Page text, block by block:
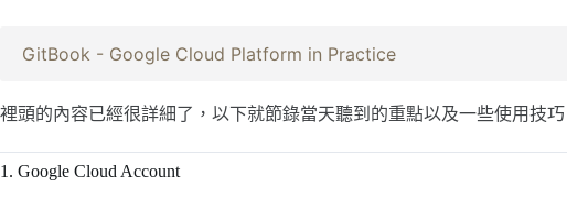
GitBook - Google Cloud Platform in Practice
裡頭的內容已經很詳細了，以下就節錄當天聽到的重點以及一些使用技巧
1. Google Cloud Account